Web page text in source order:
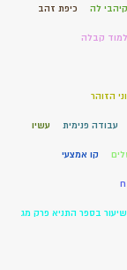
לה כיפת זהב
קבלה
הזוהר
עבודה פנימית עשיו
קו אמצעי
ח
שיעור בספר התניא פרק מג